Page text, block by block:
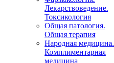
Лекарствоведение.
Токсикология
Общая патология.
Общая терапия
Народная медицина.
Комплиментарная
медицина